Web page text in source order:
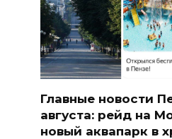
Главные новости
августа: рейд на
новый аквапарк в